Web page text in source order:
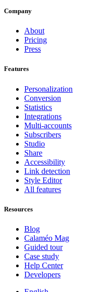
Company
About
Pricing
Press
Features
Personalization
Conversion
Statistics
Integrations
Multi-accounts
Subscribers
Studio
Share
Accessibility
Link detection
Style Editor
All features
Resources
Blog
Calaméo Mag
Guided tour
Case study
Help Center
Developers